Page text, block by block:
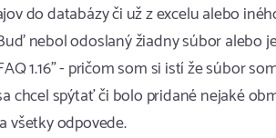
do databázy či už z excelu alebo
nebol odoslaný žiadny súbor
1.16" - pričom som si istí že súbor
chcel spýtať či bolo pridané nejaké
všetky odpovede.